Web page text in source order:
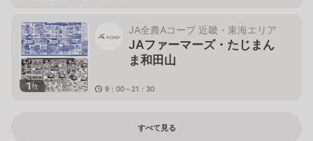
1枚
JA全農Aコープ 近畿・東海エリア
JAファーマーズ・たじまん
ま和田山
9：00～21：30
すべて見る